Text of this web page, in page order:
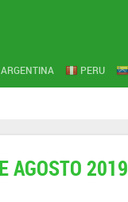
ARGENTINA PERU
AGOSTO 2019